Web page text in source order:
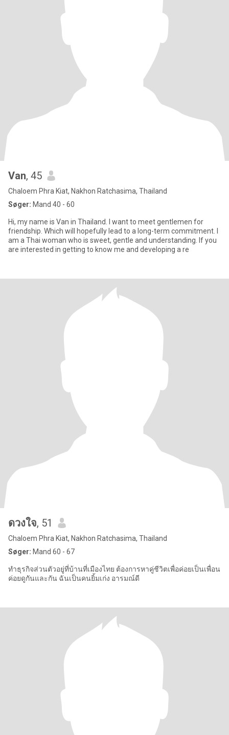
Van, 45
Chaloem Phra Kiat, Nakhon Ratchasima, Thailand
Søger: Mand 40 - 60
Hi, my name is Van in Thailand. I want to meet gentlemen for
friendship. Which will hopefully lead to a long-term commitment. I
am a Thai woman who is sweet, gentle and understanding. If you
are interested in getting to know me and developing a re
ดวงใจ, 51
Chaloem Phra Kiat, Nakhon Ratchasima, Thailand
Søger: Mand 60 - 67
ทำธุรกิจส่วนตัวอยู่ที่บ้านที่เมืองไทย ต้องการหาคู่ชีวิตเพื่อค่อยเป็นเพื่อน
ค่อยดูกันและกัน ฉันเป็นคนยิ้มเก่ง อารมณ์ดี